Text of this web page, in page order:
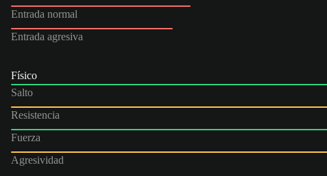
Entrada normal
Entrada agresiva
Físico
Salto
Resistencia
Fuerza
Agresividad